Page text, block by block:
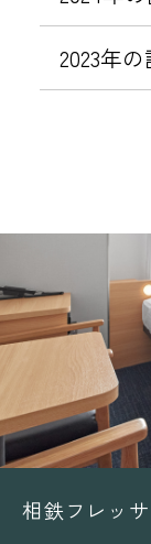
」
を
導
2023年
相鉄フレッ